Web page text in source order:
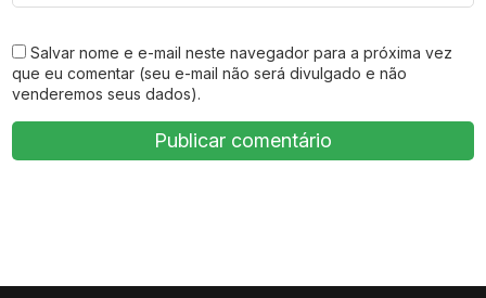
Salvar nome e e-mail neste navegador para a próxima vez
que eu comentar (seu e-mail não será divulgado e não
venderemos seus dados).